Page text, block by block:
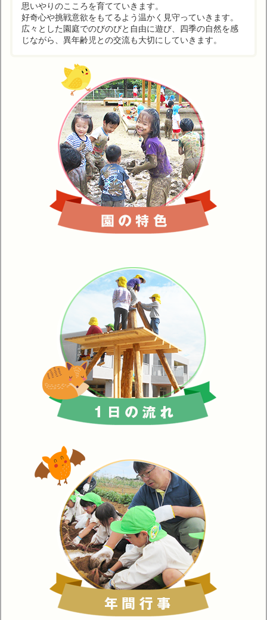
思いやりのこころを育てていきます。
好奇心や挑戦意欲をもてるよう温かく見守っていきます。
広々とした園庭でのびのびと自由に遊び、四季の自然を感
じながら、異年齢児との交流も大切にしていきます。